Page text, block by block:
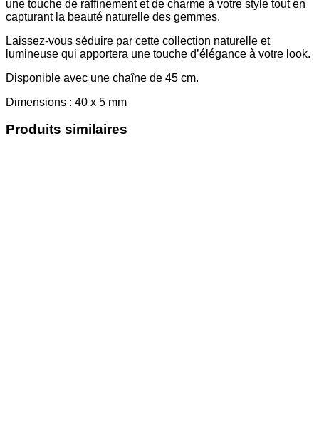
une touche de raffinement et de charme à votre style tout en
capturant la beauté naturelle des gemmes.
Laissez-vous séduire par cette collection naturelle et
lumineuse qui apportera une touche d’élégance à votre look.
Disponible avec une chaîne de 45 cm.
Dimensions : 40 x 5 mm
Produits similaires